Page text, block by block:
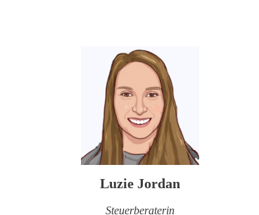
Luzie Jordan
Steuerberaterin